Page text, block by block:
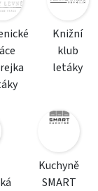
Knižní
klub
letáky
Kuchyně
SMART